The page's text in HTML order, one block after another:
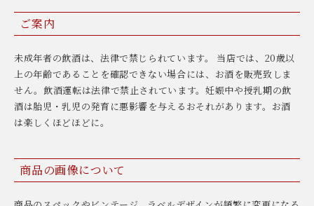
ご案内
未成年者の飲酒は、法律で禁じられています。 当店では、20歳以
上の年齢であることを確認できない場合には、お酒を販売致しま
せん。飲酒運転は法律で禁止されています。妊娠中や授乳期の飲
酒は胎児・乳児の発育に悪影響を与えるおそれがあります。お酒
は楽しくほどほどに。
商品の画像について